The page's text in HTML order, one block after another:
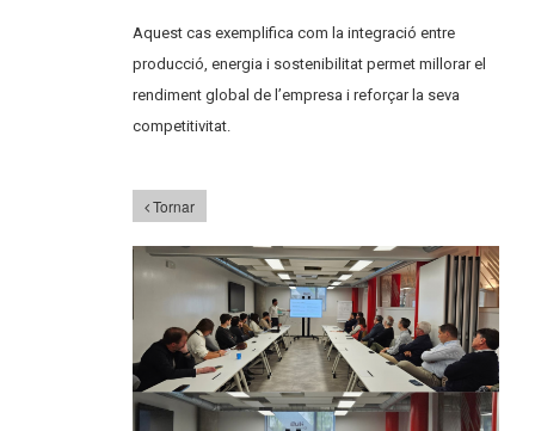
Aquest cas exemplifica com la integració entre
producció, energia i sostenibilitat permet millorar el
rendiment global de l’empresa i reforçar la seva
competitivitat.
Tornar